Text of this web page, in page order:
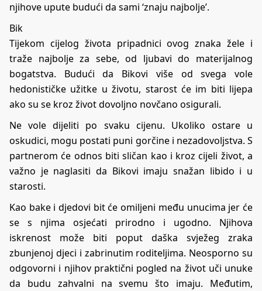
njihove upute budući da sami ‘znaju najbolje’.
Bik
Tijekom cijelog života pripadnici ovog znaka žele i
traže najbolje za sebe, od ljubavi do materijalnog
bogatstva. Budući da Bikovi više od svega vole
hedonističke užitke u životu, starost će im biti lijepa
ako su se kroz život dovoljno novčano osigurali.
Ne vole dijeliti po svaku cijenu. Ukoliko ostare u
oskudici, mogu postati puni gorčine i nezadovoljstva. S
partnerom će odnos biti sličan kao i kroz cijeli život, a
važno je naglasiti da Bikovi imaju snažan libido i u
starosti.
Kao bake i djedovi bit će omiljeni među unucima jer će
se s njima osjećati prirodno i ugodno. Njihova
iskrenost može biti poput daška svježeg zraka
zbunjenoj djeci i zabrinutim roditeljima. Neosporno su
odgovorni i njihov praktični pogled na život uči unuke
da budu zahvalni na svemu što imaju. Međutim,